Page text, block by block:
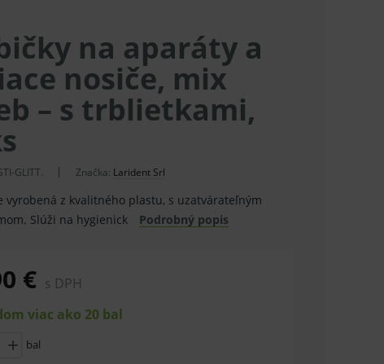
na aparáty a
nosiče, mix
– s trblietkami,
GLITT. Značka: Larident Srl
vyrobená z kvalitného plastu, s uzatvárateľným
Slúži na hygienick
Podrobný popis
€ s DPH
viac ako 20 bal
bal